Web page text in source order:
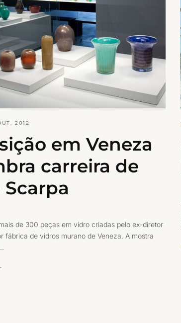
2012
em Veneza
carreira de
Scarpa
de 300 peças em vidro criadas pelo ex-diretor
fábrica de vidros murano de Veneza. A mostra